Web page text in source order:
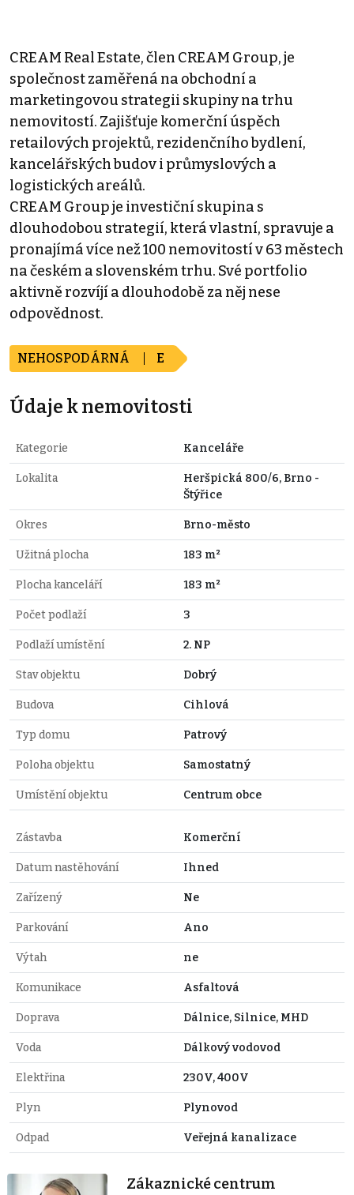
CREAM Real Estate, člen CREAM Group, je
společnost zaměřená na obchodní a
marketingovou strategii skupiny na trhu
nemovitostí. Zajišťuje komerční úspěch
retailových projektů, rezidenčního bydlení,
kancelářských budov i průmyslových a
logistických areálů.
CREAM Group je investiční skupina s
dlouhodobou strategií, která vlastní, spravuje a
pronajímá více než 100 nemovitostí v 63 městech
na českém a slovenském trhu. Své portfolio
aktivně rozvíjí a dlouhodobě za něj nese
odpovědnost.
NEHOSPODÁRNÁ E
Údaje k nemovitosti
Kategorie Kanceláře
Lokalita
Heršpická 800/6, Brno -
Štýřice
Okres Brno-město
Užitná plocha 183 m²
Plocha kanceláří 183 m²
Počet podlaží 3
Podlaží umístění 2. NP
Stav objektu Dobrý
Budova Cihlová
Typ domu Patrový
Poloha objektu Samostatný
Umístění objektu Centrum obce
Zástavba Komerční
Datum nastěhování Ihned
Zařízený Ne
Parkování Ano
Výtah ne
Komunikace Asfaltová
Doprava Dálnice, Silnice, MHD
Voda Dálkový vodovod
Elektřina 230V, 400V
Plyn Plynovod
Odpad Veřejná kanalizace
Zákaznické centrum